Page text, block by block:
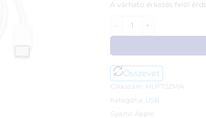
A várható érkezés felől
Apple USB-C töltőkábel -
Összevet
Cikkszám: MUF72ZM/A
Kategória: USB
Gyártó: Apple